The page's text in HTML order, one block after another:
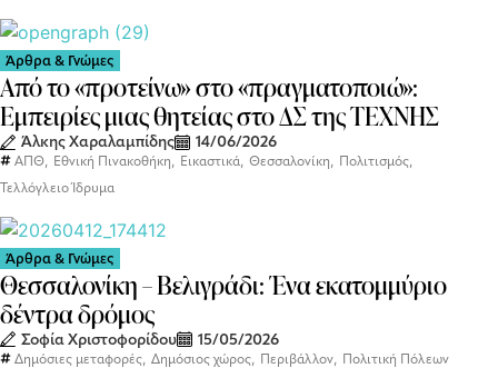
Άρθρα & Γνώμες
Από το «προτείνω» στο «πραγματοποιώ»:
Εμπειρίες μιας θητείας στο ΔΣ της ΤΕΧΝΗΣ
Άλκης Χαραλαμπίδης 14/06/2026
ΑΠΘ, Εθνική Πινακοθήκη, Εικαστικά, Θεσσαλονίκη, Πολιτισμός,
Τελλόγλειο Ίδρυμα
Άρθρα & Γνώμες
Θεσσαλονίκη – Βελιγράδι: Ένα εκατομμύριο
δέντρα δρόμος
Σοφία Χριστοφορίδου 15/05/2026
Δημόσιες μεταφορές Δημόσιος χώρος Περιβάλλον Πολιτική Πόλεων